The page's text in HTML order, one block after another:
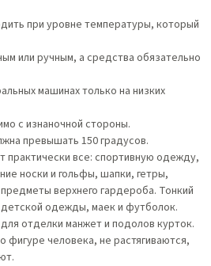
при уровне температуры, который
или ручным, а средства обязательно
машинах только на низких
с изнаночной стороны.
превышать 150 градусов.
все: спортивную одежду,
носки и гольфы, шапки, гетры,
верхнего гардероба. Тонкий
одежды, маек и футболок.
отделки манжет и подолов курток.
человека, не растягиваются,